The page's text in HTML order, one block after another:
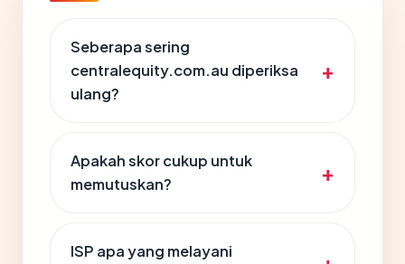
Seberapa sering
centralequity.com.au diperiksa
ulang?
Apakah skor cukup untuk
memutuskan?
ISP apa yang melayani